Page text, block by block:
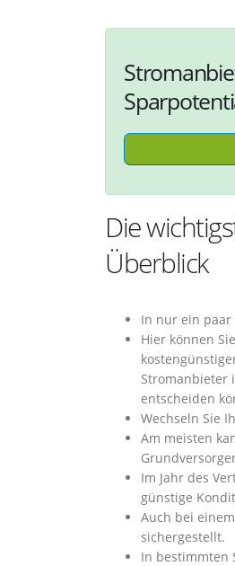
Die
Überblick
In nur ein
Hier können
Stromanbieter
entscheiden
Wechseln Sie
Am meisten
Im Jahr des
günstige
Auch bei
sichergestellt.
In bestimmten